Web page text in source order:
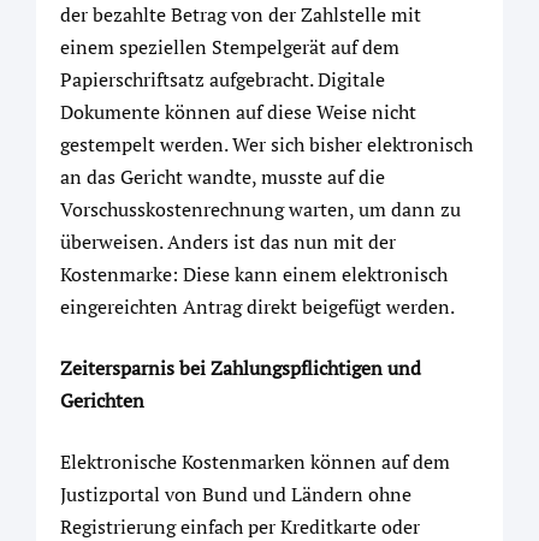
der bezahlte Betrag von der Zahlstelle mit
einem speziellen Stempelgerät auf dem
Papierschriftsatz aufgebracht. Digitale
Dokumente können auf diese Weise nicht
gestempelt werden. Wer sich bisher elektronisch
an das Gericht wandte, musste auf die
Vorschusskostenrechnung warten, um dann zu
überweisen. Anders ist das nun mit der
Kostenmarke: Diese kann einem elektronisch
eingereichten Antrag direkt beigefügt werden.
Zeitersparnis bei Zahlungspflichtigen und
Gerichten
Elektronische Kostenmarken können auf dem
Justizportal von Bund und Ländern ohne
Registrierung einfach per Kreditkarte oder